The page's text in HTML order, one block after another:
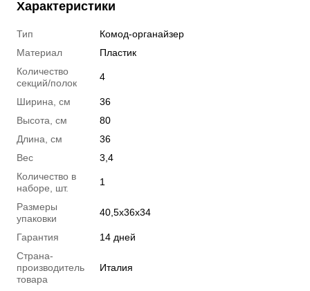
Характеристики
Тип
Комод-органайзер
Материал
Пластик
Количество
секций/полок
4
Ширина, см
36
Высота, см
80
Длина, см
36
Вес
3,4
Количество в
наборе, шт.
1
Размеры
упаковки
40,5x36x34
Гарантия
14 дней
Страна-
производитель
товара
Италия